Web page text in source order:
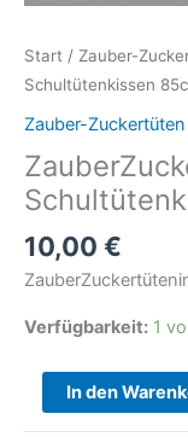
Start / Zauber-
Schultütenkissen
Zauber-Zuckertüten
10,00 €
Verfügbarkeit: 1
In den